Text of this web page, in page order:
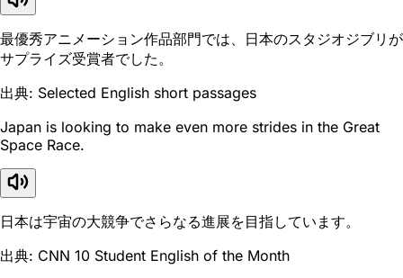
最優秀アニメーション作品部門では、日本のスタジオジブリが
サプライズ受賞者でした。
出典: Selected English short passages
Japan is looking to make even more strides in the Great
Space Race.
日本は宇宙の大競争でさらなる進展を目指しています。
出典: CNN 10 Student English of the Month